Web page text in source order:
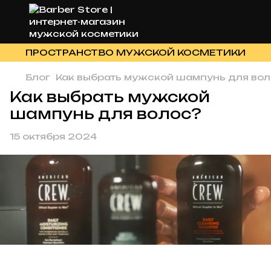
ПРОСТРАНСТВО МУЖСКОЙ КОСМЕТИКИ
Блог Как выбрать мужской шампунь для
Как выбрать мужской
шампунь для волос?
15 октября 2024